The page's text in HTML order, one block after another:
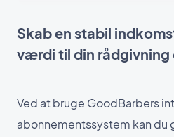
Skab en stabil
værdi til din rådgivning
Ved at bruge GoodBarbers
abonnementssystem kan du